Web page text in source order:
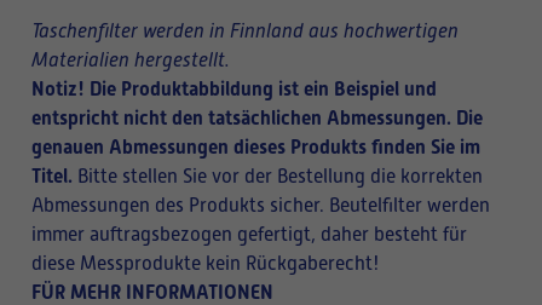
Taschenfilter werden in Finnland aus hochwertigen
Materialien hergestellt.
Notiz! Die Produktabbildung ist ein Beispiel und
entspricht nicht den tatsächlichen Abmessungen. Die
genauen Abmessungen dieses Produkts finden Sie im
Titel. Bitte stellen Sie vor der Bestellung die korrekten
Abmessungen des Produkts sicher. Beutelfilter werden
immer auftragsbezogen gefertigt, daher besteht für
diese Messprodukte kein Rückgaberecht!
FÜR MEHR INFORMATIONEN